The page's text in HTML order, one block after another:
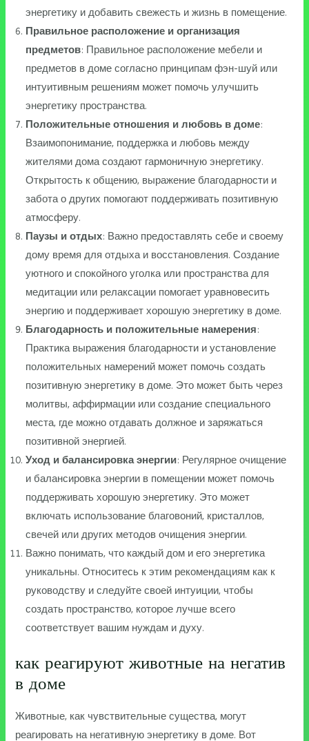
энергетику и добавить свежесть и жизнь в помещение.
Правильное расположение и организация
предметов: Правильное расположение мебели и
предметов в доме согласно принципам фэн-шуй или
интуитивным решениям может помочь улучшить
энергетику пространства.
Положительные отношения и любовь в доме:
Взаимопонимание, поддержка и любовь между
жителями дома создают гармоничную энергетику.
Открытость к общению, выражение благодарности и
забота о других помогают поддерживать позитивную
атмосферу.
Паузы и отдых: Важно предоставлять себе и своему
дому время для отдыха и восстановления. Создание
уютного и спокойного уголка или пространства для
медитации или релаксации помогает уравновесить
энергию и поддерживает хорошую энергетику в доме.
Благодарность и положительные намерения:
Практика выражения благодарности и установление
положительных намерений может помочь создать
позитивную энергетику в доме. Это может быть через
молитвы, аффирмации или создание специального
места, где можно отдавать должное и заряжаться
позитивной энергией.
Уход и балансировка энергии: Регулярное очищение
и балансировка энергии в помещении может помочь
поддерживать хорошую энергетику. Это может
включать использование благовоний, кристаллов,
свечей или других методов очищения энергии.
Важно понимать, что каждый дом и его энергетика
уникальны. Относитесь к этим рекомендациям как к
руководству и следуйте своей интуиции, чтобы
создать пространство, которое лучше всего
соответствует вашим нуждам и духу.
как реагируют животные на негатив
в доме
Животные, как чувствительные существа, могут
реагировать на негативную энергетику в доме. Вот